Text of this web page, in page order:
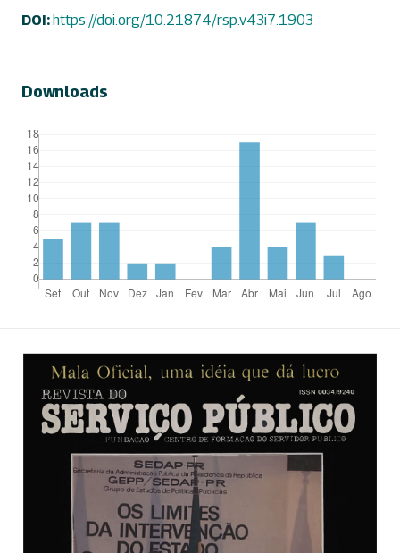
DOI:https://doi.org/10.21874/rsp.v43i7.1903
Downloads